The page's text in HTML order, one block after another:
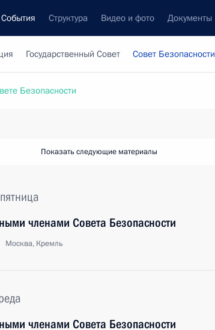
События Структура Видео и фото Документы
Государственный Совет Совет Безопасности
Безопасности
Показать следующие материалы
членами Совета Безопасности
Москва, Кремль
членами Совета Безопасности